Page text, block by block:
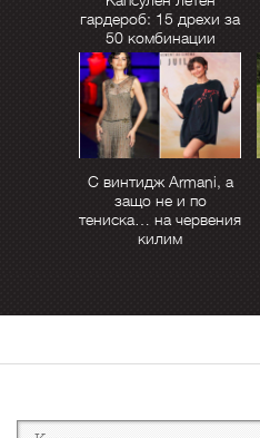
гардероб: 15 дрехи за
50 комбинации
С винтидж Armani, а
защо не и по
тениска… на червения
килим